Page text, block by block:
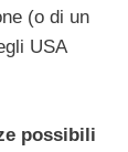
(o di un
USA
possibili